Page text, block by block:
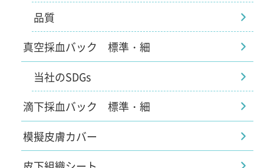
品質
真空採血バック 標準・細
当社のSDGs
滴下採血バック 標準・細
模擬皮膚カバー